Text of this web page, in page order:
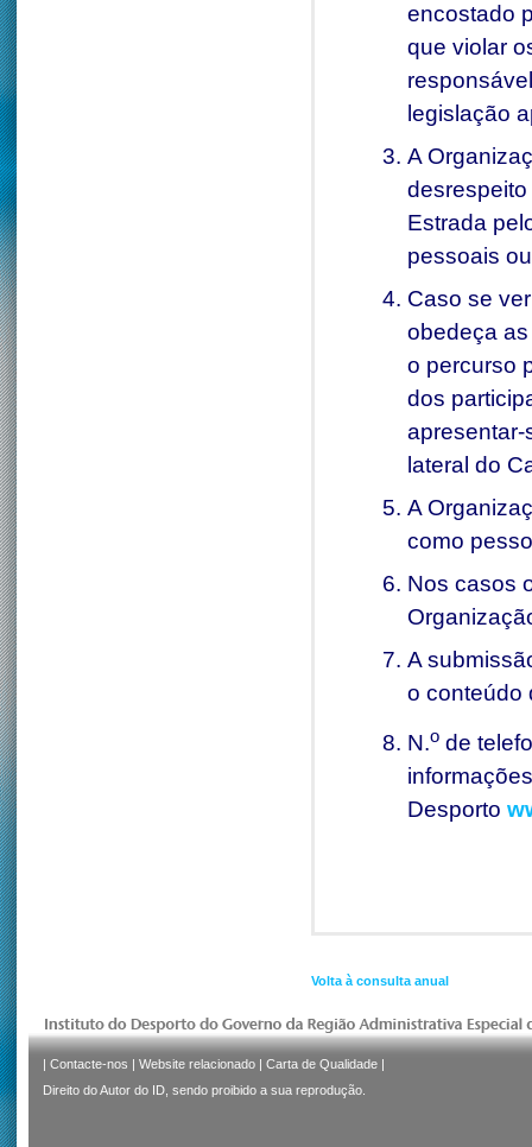
encostado
que violar
legislação
A
Estrada
pessoais
Caso se
obedeça
o percurso
dos
lateral do
A
como
Nos casos
A
o conteúdo
N.o de
Desporto
Volta à consulta anual
| Contacte-nos | Website relacionado | Carta de Qualidade |
Direito do Autor do ID, sendo proibido a sua reprodução.